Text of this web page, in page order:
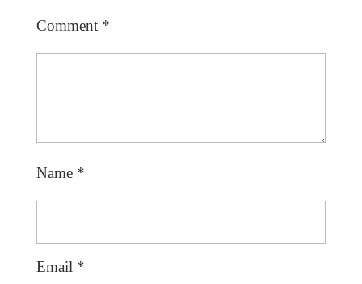
Comment *
Name *
Email *